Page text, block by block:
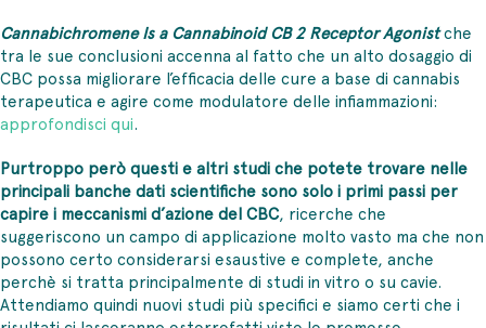
Cannabichromene Is a Cannabinoid CB 2 Receptor Agonistche
tra le sue conclusioni accenna al fatto che un alto dosaggio di
CBC possa migliorare l’efficacia delle cure a base di cannabis
terapeutica e agire come modulatore delle infiammazioni:
approfondisci qui.
Purtroppo però questi e altri studi che potete trovare nelle
principali banche dati scientifiche sono solo i primi passi per
capire i meccanismi d’azione del CBC, ricerche che
suggeriscono un campo di applicazione molto vasto ma che non
possono certo considerarsi esaustive e complete, anche
perchè si tratta principalmente di studi in vitro o su cavie.
Attendiamo quindi nuovi studi più specifici e siamo certi che i